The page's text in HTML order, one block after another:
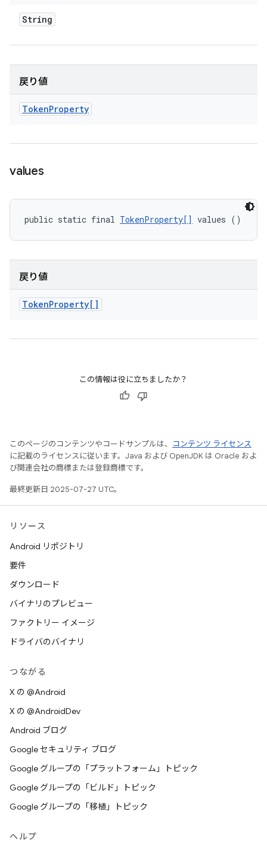
String
戻り値
TokenProperty
values
public static final TokenProperty[] values ()
戻り値
TokenProperty[]
この情報は役に立ちましたか？
このページのコンテンツやコードサンプルは、
コンテンツ ライセンス
に記載のライセンスに従います。Java および OpenJDK は Oracle およ
び関連会社の商標または登録商標です。
最終更新日 2025-07-27 UTC。
リソース
Android リポジトリ
要件
ダウンロード
バイナリのプレビュー
ファクトリー イメージ
ドライバのバイナリ
つながる
X の @Android
X の @AndroidDev
Android ブログ
Google セキュリティ ブログ
Google グループの「プラットフォーム」トピック
Google グループの「ビルド」トピック
Google グループの「移植」トピック
ヘルプ